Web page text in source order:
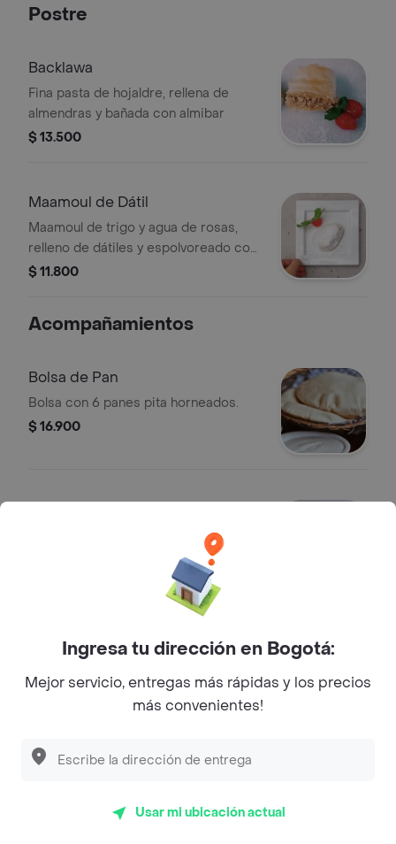
Postre
Backlawa
Fina pasta de hojaldre, rellena de
almendras y bañada con almibar
$ 13.500
Maamoul de Dátil
Maamoul de trigo y agua de rosas,
relleno de dátiles y espolvoreado con
azúcar glas.
$ 11.800
Acompañamientos
Bolsa de Pan
Bolsa con 6 panes pita horneados.
$ 16.900
Papa a la Francesa, perfecta como
acompañamiento. Servidas en
Sobre Gyros & Kebab
Ingresa tu dirección en Bogotá:
Mejor servicio, entregas más rápidas y los precios
más convenientes!
Usar mi ubicación actual